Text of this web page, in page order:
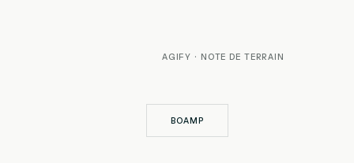
AGIFY · NOTE DE TERRAIN
BOAMP